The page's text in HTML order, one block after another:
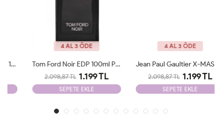
4 AL 3 ÖDE
Tom Ford Noir EDP 100ml Parfüm Man Tester
2.098,87 TL 1.199 TL
SEPETE EKLE
4 AL 3 ÖDE
Jean Paul Gaultier X-MAS Edition 125 Ml Parfüm Man Tester
2.098,87 TL 1.199 TL
SEPETE EKLE